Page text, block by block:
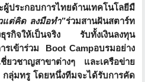
ผู้ประกอบการไทยด้านเทคโนโลยีมื
แต่คิด ลงมือทำ”ร่วมสานฝันสตาร์ท
รกิจให้เป็นจริง รับทั้งเงินลงทุน
เข้าร่วม Boot Campอบรมอย่าง
วชาญสาขาต่างๆ และเครือข่าย
กลุ่มทรู โดยหนึ่งทีมจะได้รับการคัด